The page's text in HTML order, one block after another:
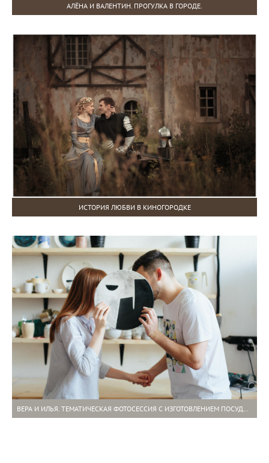
АЛЁНА И ВАЛЕНТИН. ПРОГУЛКА В ГОРОДЕ.
ИСТОРИЯ ЛЮБВИ В КИНОГОРОДКЕ
ВЕРА И ИЛЬЯ. ТЕМАТИЧЕСКАЯ ФОТОСЕССИЯ С ИЗГОТОВЛЕНИЕМ ПОСУДЫ ИЗ ГЛИНЫ.